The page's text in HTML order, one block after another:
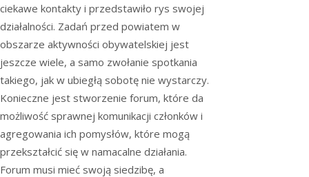
ciekawe kontakty i przedstawiło rys swojej
działalności. Zadań przed powiatem w
obszarze aktywności obywatelskiej jest
jeszcze wiele, a samo zwołanie spotkania
takiego, jak w ubiegłą sobotę nie wystarczy.
Konieczne jest stworzenie forum, które da
możliwość sprawnej komunikacji członków i
agregowania ich pomysłów, które mogą
przekształcić się w namacalne działania.
Forum musi mieć swoją siedzibę, a